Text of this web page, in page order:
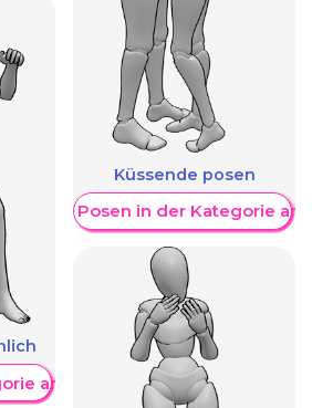
anzeigen
Küssende posen
Weitere Posen in der Kategorie